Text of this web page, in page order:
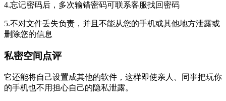
4.忘记密码后，多次输错密码可联系客服找回密码
5.不对文件丢失负责，并且不能从您的手机或其他地方泄露或
删除您的信息
私密空间点评
它还能将自己设置成其他的软件，这样即使亲人、同事把玩你
的手机也不用担心自己的隐私泄露。